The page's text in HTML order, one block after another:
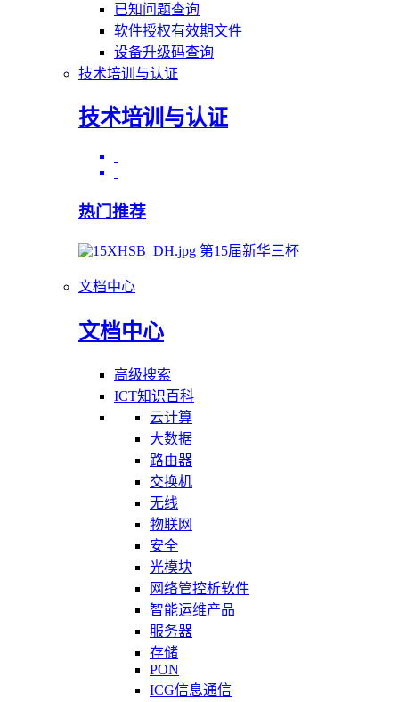
已知问题查询
软件授权有效期文件
设备升级码查询
技术培训与认证
技术培训与认证
热门推荐
第15届新华三杯
文档中心
文档中心
高级搜索
ICT知识百科
云计算
大数据
路由器
交换机
无线
物联网
安全
光模块
网络管控析软件
智能运维产品
服务器
存储
PON
ICG信息通信